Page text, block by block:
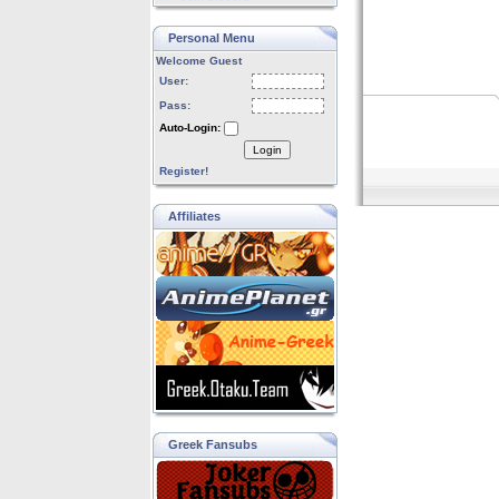
Personal Menu
Welcome Guest
User:
Pass:
Auto-Login:
Login
Register!
Affiliates
Greek Fansubs